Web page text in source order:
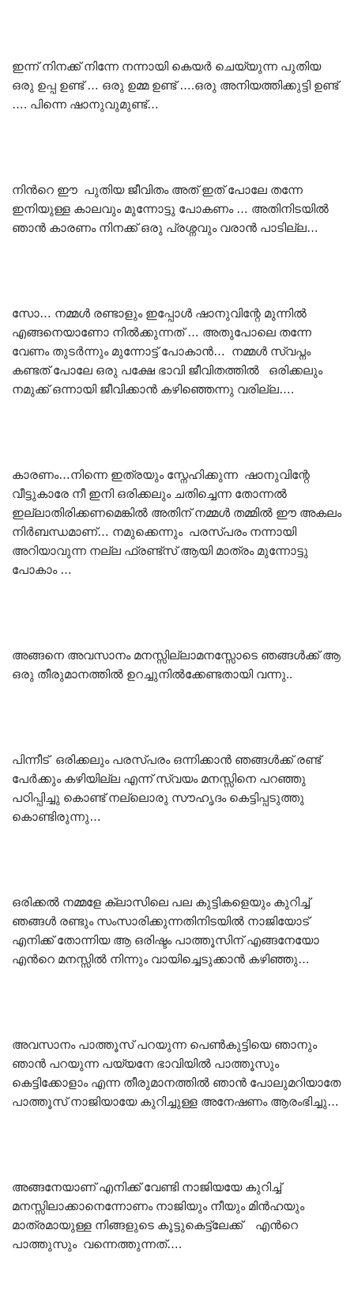
ഇന്ന് നിനക്ക് നിന്നേ നന്നായി കെയർ ചെയ്യുന്ന പുതിയ
ഒരു ഉപ്പ ഉണ്ട് … ഒരു ഉമ്മ ഉണ്ട് ….ഒരു അനിയത്തിക്കുട്ടി ഉണ്ട്
…. പിന്നെ ഷാനുവുമുണ്ട്…
നിൻറെ ഈ പുതിയ ജീവിതം അത് ഇത് പോലേ തന്നേ
ഇനിയുള്ള കാലവും മുന്നോട്ടു പോകണം … അതിനിടയിൽ
ഞാൻ കാരണം നിനക്ക് ഒരു പ്രശ്നവും വരാൻ പാടില്ല…
സോ… നമ്മൾ രണ്ടാളും ഇപ്പോൾ ഷാനുവിന്റേ മുന്നിൽ
എങ്ങനെയാണോ നിൽക്കുന്നത് … അതുപോലെ തന്നേ
വേണം തുടർന്നും മുന്നോട്ട് പോകാൻ… നമ്മൾ സ്വപ്നം
കണ്ടത് പോലേ ഒരു പക്ഷേ ഭാവി ജീവിതത്തിൽ ഒരിക്കലും
നമുക്ക് ഒന്നായി ജീവിക്കാൻ കഴിഞ്ഞെന്നു വരില്ല….
കാരണം…നിന്നെ ഇത്രയും സ്നേഹിക്കുന്ന ഷാനുവിന്റേ
വീട്ടുകാരേ നീ ഇനി ഒരിക്കലും ചതിച്ചെന്ന തോന്നൽ
ഇല്ലാതിരിക്കണമെങ്കിൽ അതിന് നമ്മൾ തമ്മിൽ ഈ അകലം
നിർബന്ധമാണ്… നമുക്കെന്നും പരസ്പരം നന്നായി
അറിയാവുന്ന നല്ല ഫ്രണ്ട്സ് ആയി മാത്രം മുന്നോട്ടു
പോകാം …
അങ്ങനെ അവസാനം മനസ്സില്ലാമനസ്സോടെ ഞങ്ങൾക്ക് ആ
ഒരു തീരുമാനത്തിൽ ഉറച്ചുനിൽക്കേണ്ടതായി വന്നു..
പിന്നീട് ഒരിക്കലും പരസ്പരം ഒന്നിക്കാൻ ഞങ്ങൾക്ക് രണ്ട്
പേർക്കും കഴിയില്ല എന്ന് സ്വയം മനസ്സിനെ പറഞ്ഞു
പഠിപ്പിച്ചു കൊണ്ട് നല്ലൊരു സൗഹൃദം കെട്ടിപ്പടുത്തു
കൊണ്ടിരുന്നു…
ഒരിക്കൽ നമ്മളേ ക്ലാസിലെ പല കുട്ടികളെയും കുറിച്ച്
ഞങ്ങൾ രണ്ടും സംസാരിക്കുന്നതിനിടയിൽ നാജിയോട്
എനിക്ക് തോന്നിയ ആ ഒരിഷ്ടം പാത്തൂസിന് എങ്ങനേയോ
എൻറെ മനസ്സിൽ നിന്നും വായിച്ചെടുക്കാൻ കഴിഞ്ഞു…
അവസാനം പാത്തൂസ് പറയുന്ന പെൺകുട്ടിയെ ഞാനും
ഞാൻ പറയുന്ന പയ്യനേ ഭാവിയിൽ പാത്തൂസും
കെട്ടിക്കോളാം എന്ന തീരുമാനത്തിൽ ഞാൻ പോലുമറിയാതേ
പാത്തൂസ് നാജിയായേ കുറിച്ചുള്ള അനേഷണം ആരംഭിച്ചു…
അങ്ങനേയാണ് എനിക്ക് വേണ്ടി നാജിയയേ കുറിച്ച്
മനസ്സിലാക്കാനെന്നോണം നാജിയും നീയും മിൻഹയും
മാത്രമായുള്ള നിങ്ങളുടെ കൂട്ടുകെട്ട്ലേക്ക് എൻറെ
പാത്തുസും വന്നെത്തുന്നത്….